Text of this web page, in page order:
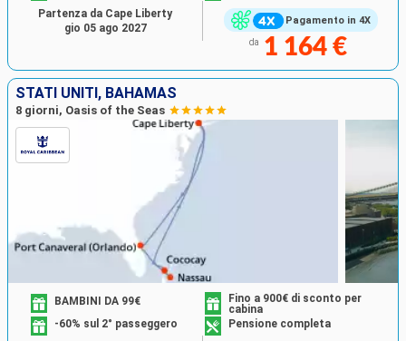
Pagamento in 4X
da 1 164 €
Partenza da Cape Liberty
gio 05 ago 2027
STATI UNITI, BAHAMAS
8 giorni, Oasis of the Seas
BAMBINI DA 99€
Fino a 900€ di sconto per
cabina
-60% sul 2° passeggero
Pensione completa